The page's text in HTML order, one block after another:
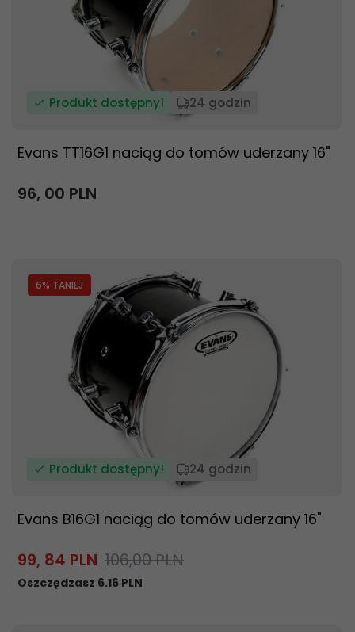
Produkt dostępny! 24 godzin
Evans TT16G1 naciąg do tomów uderzany 16"
96, 00 PLN
6% TANIEJ
Produkt dostępny! 24 godzin
Evans B16G1 naciąg do tomów uderzany 16"
99, 84 PLN 106,00 PLN
Oszczędzasz 6.16 PLN